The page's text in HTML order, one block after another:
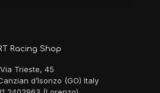
Racing Shop
Via Trieste, 45
d’Isonzo (GO) Italy